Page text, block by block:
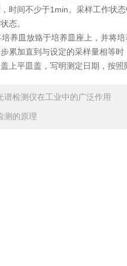
时间不少于1min。采样工作状
态。
养皿放臵于培养皿座上，并将
累加直到与设定的采样量相等
上平皿盖，写明测定日期，按照
谱检测仪在工业中的广泛作用
测的原理